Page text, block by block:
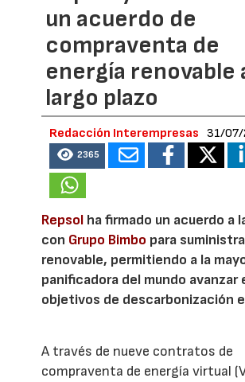
un acuerdo de
compraventa de
energía renovable
largo plazo
Redacción Interempresas 31/07/
2365
Repsol ha firmado un acuerdo a
con Grupo Bimbo para
renovable, permitiendo a la
panificadora del mundo avanzar
objetivos de descarbonización
A través de nueve contratos de
compraventa de energía virtual